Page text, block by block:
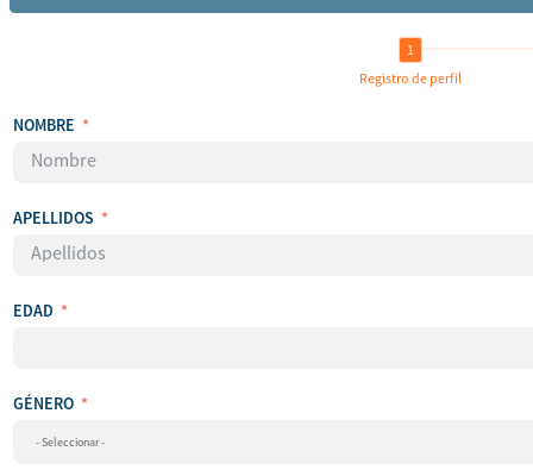
Registro de perfil
NOMBRE
APELLIDOS
EDAD
GÉNERO